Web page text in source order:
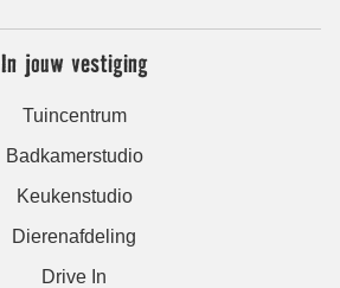
In jouw vestiging
Tuincentrum
Badkamerstudio
Keukenstudio
Dierenafdeling
Drive In